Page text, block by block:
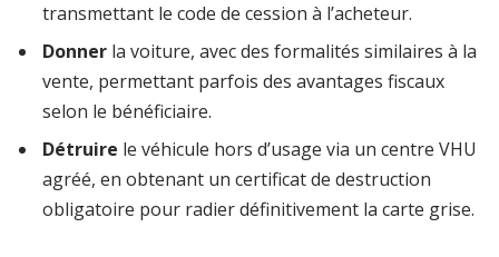
transmettant le code de cession à l’acheteur.
Donner la voiture, avec des formalités similaires à la
vente, permettant parfois des avantages fiscaux
selon le bénéficiaire.
Détruire le véhicule hors d’usage via un centre VHU
agréé, en obtenant un certificat de destruction
obligatoire pour radier définitivement la carte grise.